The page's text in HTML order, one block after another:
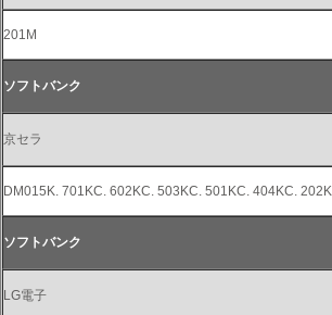
201M
ソフトバンク
京セラ
DM015K. 701KC. 602KC. 503KC. 501KC. 404KC.
ソフトバンク
LG電子